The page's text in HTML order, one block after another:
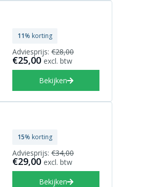
11% korting
Adviesprijs: €28,00
€25,00excl. btw
Bekijken
15% korting
Adviesprijs: €34,00
€29,00excl. btw
Bekijken